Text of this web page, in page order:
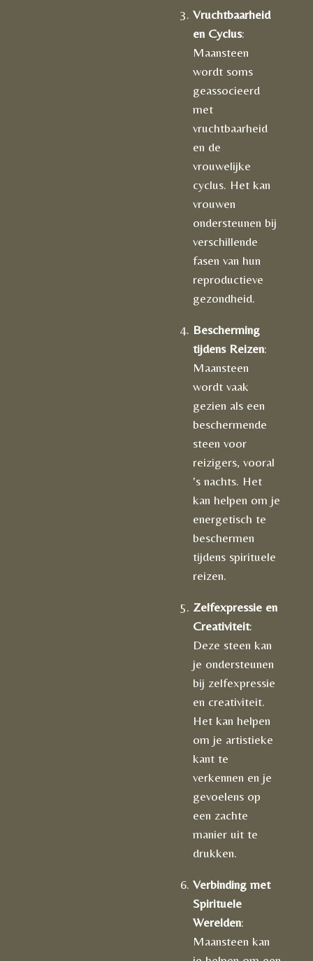
Vruchtbaarheid
en Cyclus:
Maansteen
wordt soms
geassocieerd
met
vruchtbaarheid
en de
vrouwelijke
cyclus. Het kan
vrouwen
ondersteunen bij
verschillende
fasen van hun
reproductieve
gezondheid.
Bescherming
tijdens Reizen:
Maansteen
wordt vaak
gezien als een
beschermende
steen voor
reizigers, vooral
's nachts. Het
kan helpen om je
energetisch te
beschermen
tijdens spirituele
reizen.
Zelfexpressie en
Creativiteit:
Deze steen kan
je ondersteunen
bij zelfexpressie
en creativiteit.
Het kan helpen
om je artistieke
kant te
verkennen en je
gevoelens op
een zachte
manier uit te
drukken.
Verbinding met
Spirituele
Werelden:
Maansteen kan